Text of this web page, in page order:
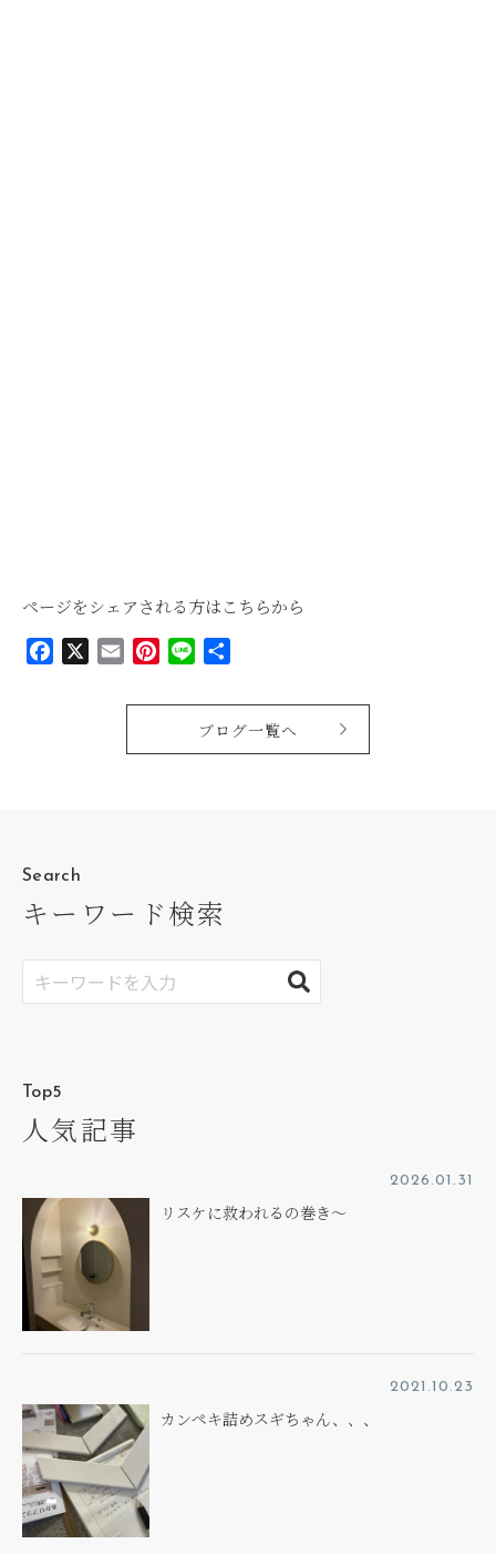
ページをシェアされる方はこちらから
Facebook EmailPinterest
Line
ブログ一覧へ
Search
キーワード検索
Top5
人気記事
2026.01.31
リスケに救われるの巻き～
2021.10.23
カンペキ詰めスギちゃん、、、